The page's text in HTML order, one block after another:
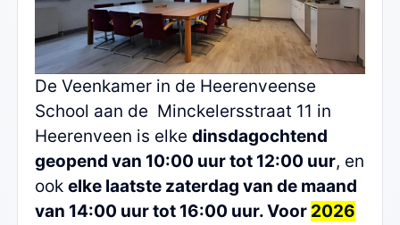
De Veenkamer in de Heerenveense
School aan de Minckelersstraat 11 in
Heerenveen is elke dinsdagochtend
geopend van 10:00 uur tot 12:00 uur, en
ook elke laatste zaterdag van de maand
van 14:00 uur tot 16:00 uur. Voor 2026